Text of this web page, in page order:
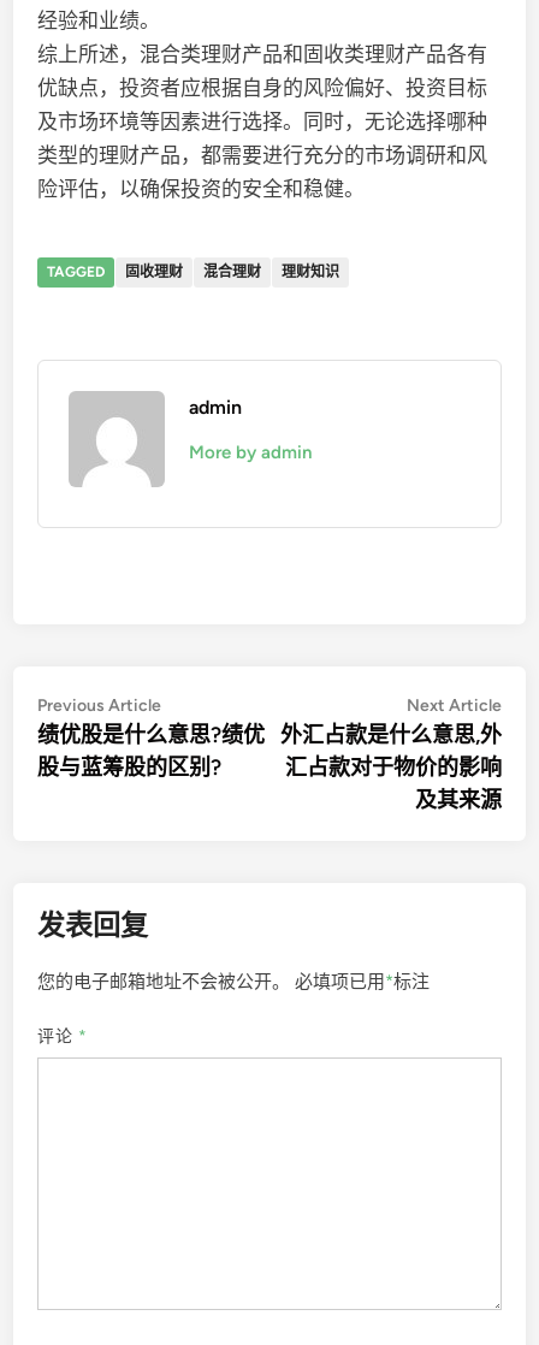
经验和业绩。
综上所述，混合类理财产品和固收类理财产品各有
优缺点，投资者应根据自身的风险偏好、投资目标
及市场环境等因素进行选择。同时，无论选择哪种
类型的理财产品，都需要进行充分的市场调研和风
险评估，以确保投资的安全和稳健。
TAGGED 固收理财 混合理财 理财知识
admin
More by admin
文
章
导
Previous ArticlePrevious
article:
绩优股是什么意思?绩优
股与蓝筹股的区别?
Next Article
外汇占款是什么意思,外
汇占款对于物价的影响
及其来源
发表回复
您的电子邮箱地址不会被公开。 必填项已用*标注
评论 *